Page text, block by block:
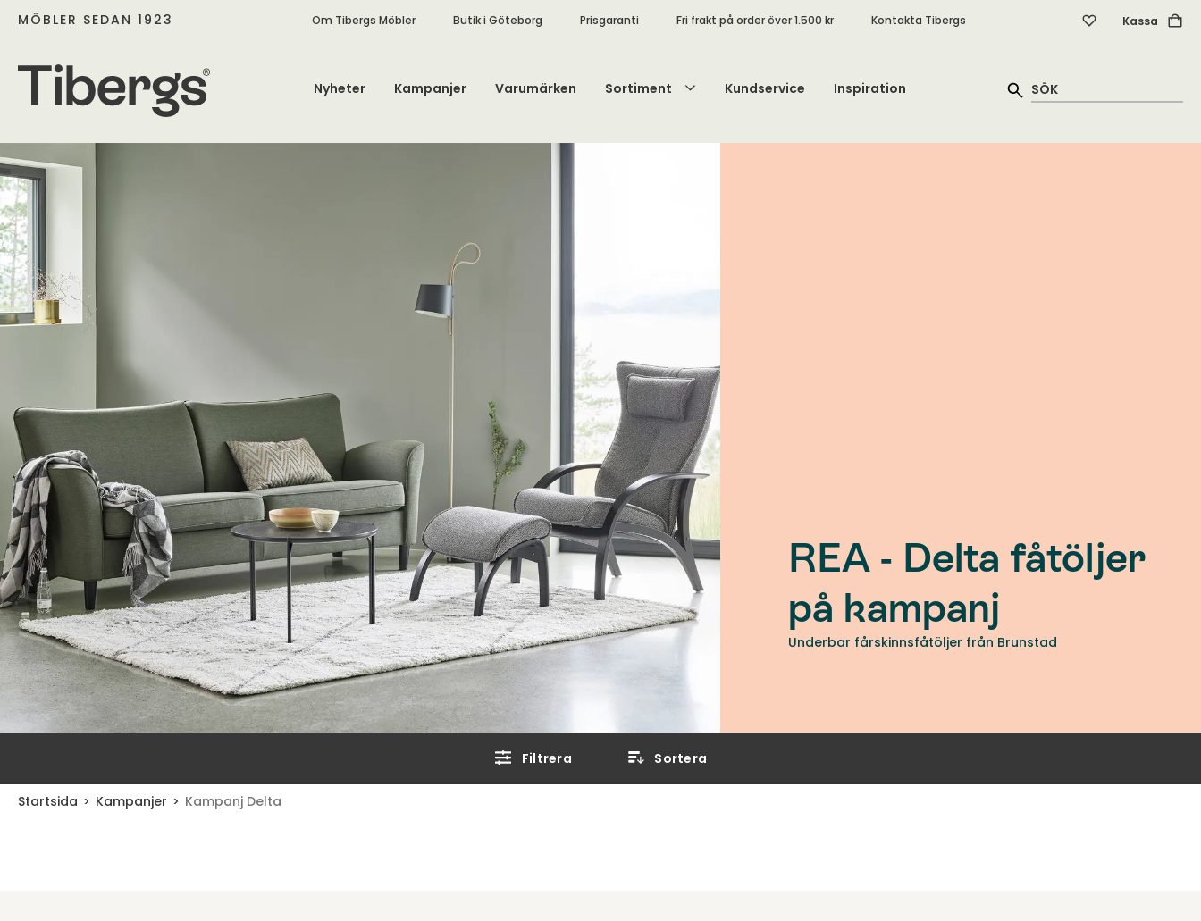
MÖBLER SEDAN 1923 Om Tibergs Möbler Butik i Göteborg Prisgaranti Fri frakt på order över 1.500 kr Kontakta Tibergs Kassa
Nyheter Kampanjer Varumärken Sortiment Kundservice Inspiration
REA - Delta fåtöljer
på kampanj
Underbar fårskinnsfåtöljer från Brunstad
Filtrera Sortera
Startsida Kampanjer Kampanj Delta